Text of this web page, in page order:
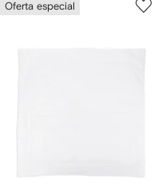
Oferta especial